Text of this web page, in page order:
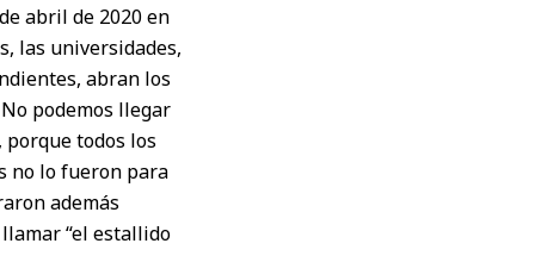
abril de 2020 en
las universidades,
abran los
podemos llegar
porque todos los
no lo fueron para
además
“el estallido